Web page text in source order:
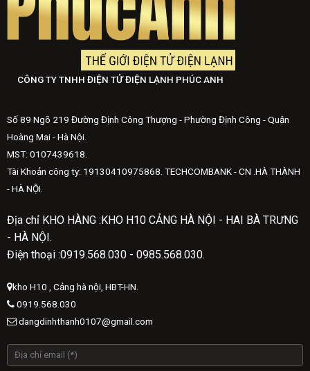
CÔNG TY TNHH ĐIỆN TỬ ĐIỆN LẠNH PHÚC ANH
Số 89 Ngõ 219 Đường Định Công Thượng - Phường Định Công - Quận
Hoàng Mai - Hà Nội.
MST: 0107439618.
Tài Khoản công ty: 19130410975868. TECHCOMBANK - CN .HÀ THÀNH
- HÀ NỘI.
Địa chỉ KHO HÀNG :KHO H10 CẢNG HÀ NỘI - HAI BÀ TRƯNG
- HÀ NỘI.
Điện thoại :0919.568.030 - 0985.568.030.
kho H10 , Cảng hà nội, HBT-HN.
0919.568.030
dangdinhthanh0107@gmail.com